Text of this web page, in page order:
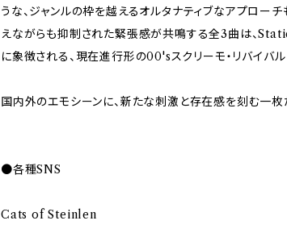
うな、ジャンルの枠を越えるオルタナティブなアプロー
えながらも抑制された緊張感が共鳴する全3曲は、
に象徴される、現在進行形の00'sスクリーモ・リバイバ
国内外のエモシーンに、新たな刺激と存在感を刻む一枚
●各種SNS
Cats of Steinlen